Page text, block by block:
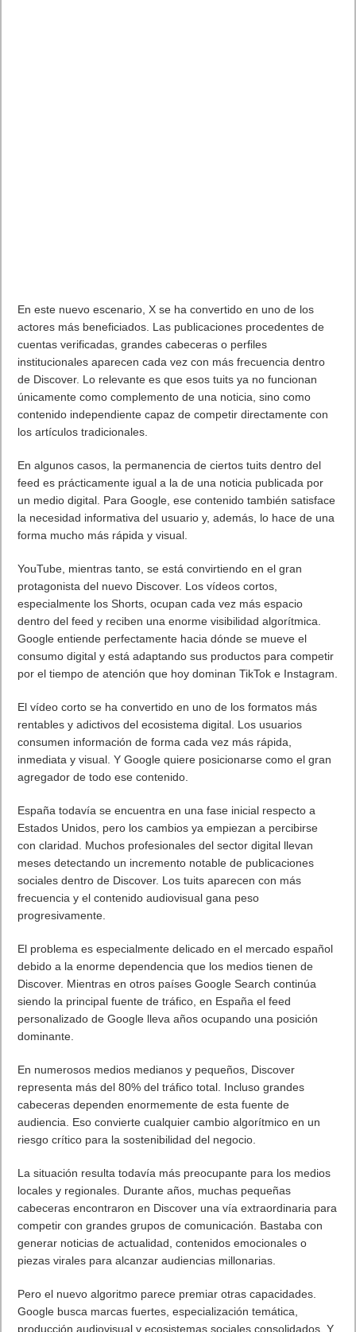
El Fire Emblem: Fortune’s Weave Direct trae más detalles sobre
este juego, centrado en combates estratégicos, que llegará en
exclusiva a Nintendo Switch
5 agosto, 2026
inferencia loca
5 agosto, 2026
Publicidad